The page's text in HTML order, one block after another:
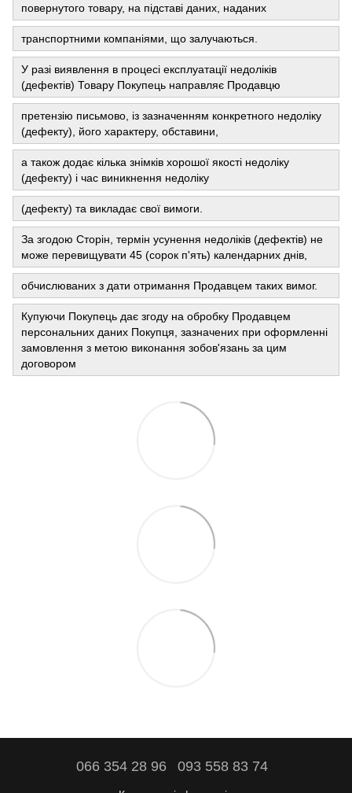
повернутого товару, на підставі даних, наданих
транспортними компаніями, що залучаються.
У разі виявлення в процесі експлуатації недоліків
(дефектів) Товару Покупець направляє Продавцю
претензію письмово, із зазначенням конкретного недоліку
(дефекту), його характеру, обставини,
а також додає кілька знімків хорошої якості недоліку
(дефекту) і час виникнення недоліку
(дефекту) та викладає свої вимоги.
За згодою Сторін, термін усунення недоліків (дефектів) не
може перевищувати 45 (сорок п'ять) календарних днів,
обчислюваних з дати отримання Продавцем таких вимог.
Купуючи Покупець дає згоду на обробку Продавцем
персональних даних Покупця, зазначених при оформленні
замовлення з метою виконання зобов'язань за цим
договором
066 354 28 96 093 558 83 74